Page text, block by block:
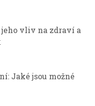
jeho vliv na zdraví a
Jaké jsou možné